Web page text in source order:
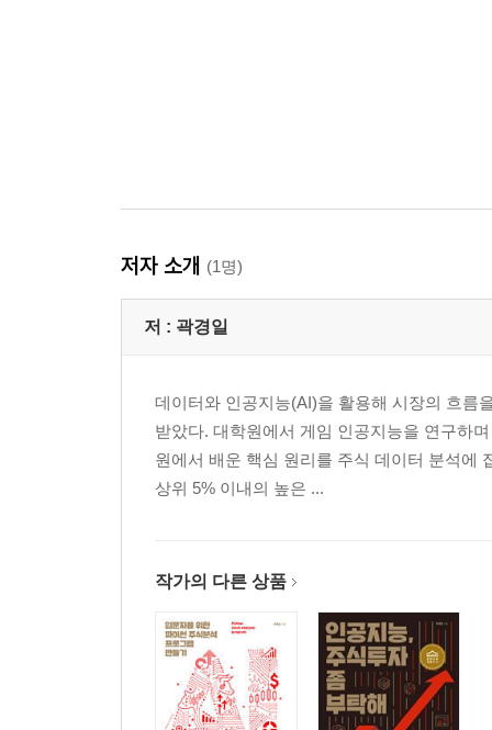
저자 소개 (1명)
저 : 곽경일
데이터와 인공지능(AI)을 활용해 시장의 흐름
받았다. 대학원에서 게임 인공지능을 연구하
원에서 배운 핵심 원리를 주식 데이터 분석에
상위 5% 이내의 높은 ...
작가의 다른 상품